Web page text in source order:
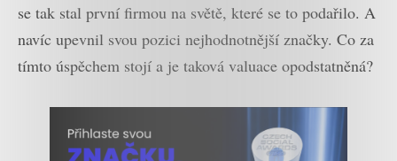
se tak stal první firmou na světě, které se to podařilo. A
navíc upevnil svou pozici nejhodnotnější značky. Co za
tímto úspěchem stojí a je taková valuace opodstatněná?